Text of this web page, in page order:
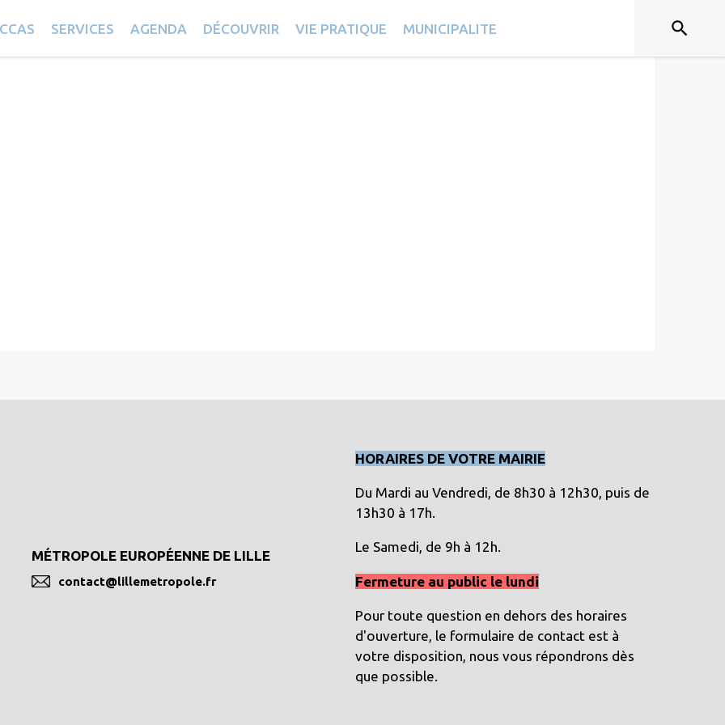
CCAS SERVICES AGENDA DÉCOUVRIR VIE PRATIQUE MUNICIPALITE
à Illies : Horaires et informations utiles
MÉTROPOLE EUROPÉENNE DE LILLE
contact@lillemetropole.fr
HORAIRES DE VOTRE MAIRIE
Du Mardi au Vendredi, de 8h30 à 12h30, puis de
13h30 à 17h.
Le Samedi, de 9h à 12h.
Fermeture au public le lundi
Pour toute question en dehors des horaires
d'ouverture, le formulaire de contact est à
votre disposition, nous vous répondrons dès
que possible.